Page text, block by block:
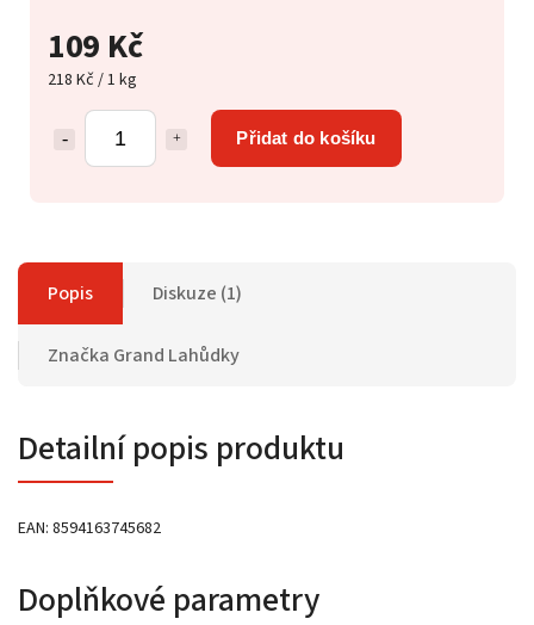
109 Kč
218 Kč / 1 kg
Přidat do košíku
Popis Diskuze (1)
Značka Grand Lahůdky
Detailní popis produktu
EAN: 8594163745682
Doplňkové parametry